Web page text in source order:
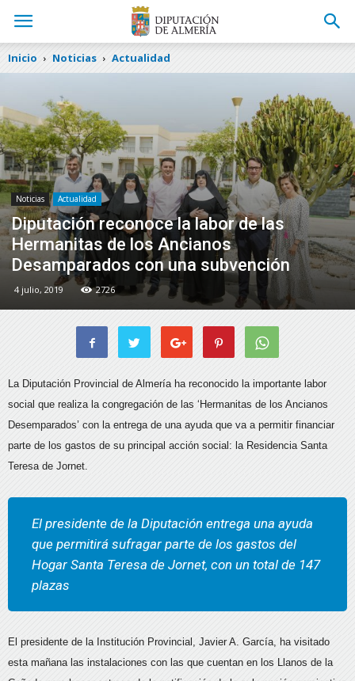
Inicio Noticias Actualidad
Noticias Actualidad
Diputación reconoce la labor de las
Hermanitas de los Ancianos
Desamparados con una subvención
4 julio, 2019 2726
La Diputación Provincial de Almería ha reconocido la importante labor
social que realiza la congregación de las ‘Hermanitas de los Ancianos
Desemparados’ con la entrega de una ayuda que va a permitir financiar
parte de los gastos de su principal acción social: la Residencia Santa
Teresa de Jornet.
El presidente de la Diputación entrega una ayuda
que permitirá sufragar parte de los gastos del
Hogar Santa Teresa de Jornet, con un total de 147
plazas
El presidente de la Institución Provincial, Javier A. García, ha visitado
esta mañana las instalaciones con las que cuentan en los Llanos de la